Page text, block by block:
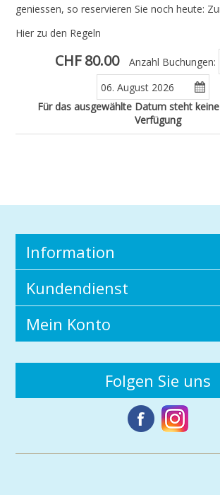
geniessen, so reservieren Sie noch heute:
Hier zu den Regeln
CHF 80.00 Anzahl Buchungen:
Für das ausgewählte Datum steht
Verfügung
Information
Kundendienst
Mein Konto
Folgen Sie uns